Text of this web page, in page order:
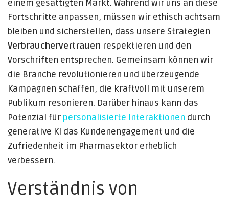
einem gesättigten Markt. Während wir uns an diese
Fortschritte anpassen, müssen wir ethisch achtsam
bleiben und sicherstellen, dass unsere Strategien
Verbrauchervertrauen respektieren und den
Vorschriften entsprechen. Gemeinsam können wir
die Branche revolutionieren und überzeugende
Kampagnen schaffen, die kraftvoll mit unserem
Publikum resonieren. Darüber hinaus kann das
Potenzial für personalisierte Interaktionen durch
generative KI das Kundenengagement und die
Zufriedenheit im Pharmasektor erheblich
verbessern.
Verständnis von